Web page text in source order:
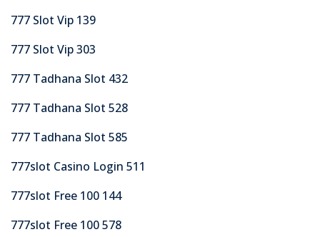
777 Slot Vip 139
777 Slot Vip 303
777 Tadhana Slot 432
777 Tadhana Slot 528
777 Tadhana Slot 585
777slot Casino Login 511
777slot Free 100 144
777slot Free 100 578